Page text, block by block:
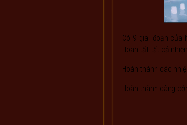
Có 9 giai đoạn của
Hoàn tất tất cả
Hoàn thành các
Hoàn thành càng